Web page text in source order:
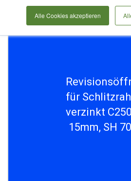
Alle Cookies akzeptieren
Bildergalerie
für
verzinkt
15mm, SH